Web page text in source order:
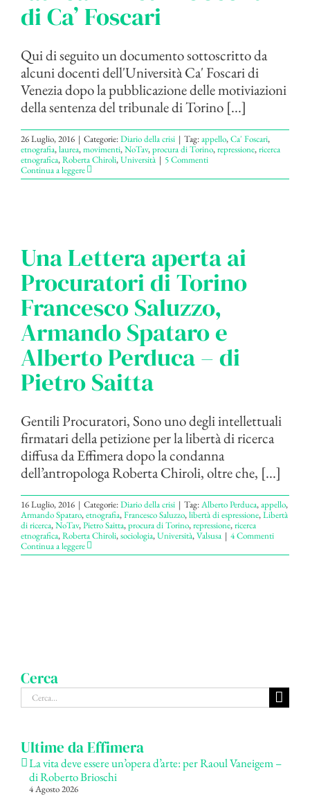
di Ca’ Foscari
Qui di seguito un documento sottoscritto da
alcuni docenti dell'Università Ca' Foscari di
Venezia dopo la pubblicazione delle motiviazioni
della sentenza del tribunale di Torino [...]
26 Luglio, 2016 | Categorie:Diario della crisi | Tag:appello,Ca' Foscari,
etnografia,laurea,movimenti,NoTav,procura di Torino,repressione,ricerca
etnografica,Roberta Chiroli,Università | 5 Commenti
Continua a leggere
Una Lettera aperta ai
Procuratori di Torino
Francesco Saluzzo,
Armando Spataro e
Alberto Perduca – di
Pietro Saitta
Gentili Procuratori, Sono uno degli intellettuali
firmatari della petizione per la libertà di ricerca
diffusa da Effimera dopo la condanna
dell’antropologa Roberta Chiroli, oltre che, [...]
16 Luglio, 2016 | Categorie:Diario della crisi | Tag:Alberto Perduca,appello,
Armando Spataro,etnografia,Francesco Saluzzo,libertà di espressione,Libertà
di ricerca,NoTav,Pietro Saitta,procura di Torino,repressione,ricerca
etnografica,Roberta Chiroli,sociologia,Università,Valsusa | 4 Commenti
Continua a leggere
Cerca
Cerca
per:
Ultime da Effimera
La vita deve essere un’opera d’arte: per Raoul Vaneigem –
di Roberto Brioschi
4 Agosto 2026